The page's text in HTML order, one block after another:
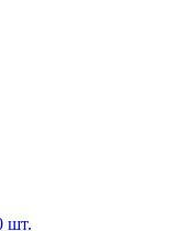
шт.